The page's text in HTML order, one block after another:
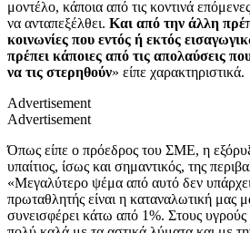
μοντέλο, κάποια από τις κοντινά
να ανταπεξέλθει. Και από την άλλη
κοινωνίες που εντός ή εκτός
πρέπει κάποιες από τις απολαύσεις
να τις στερηθούν» είπε χαρακτηριστικά.
Advertisement
Advertisement
Όπως είπε ο πρόεδρος του ΣΜΕ, η
υπαίτιος, ίσως και σημαντικός, της
«Μεγαλύτερο ψέμα από αυτό δεν
πρωταθλητής είναι η καταναλωτική μας
συνεισφέρει κάτω από 1%. Στους